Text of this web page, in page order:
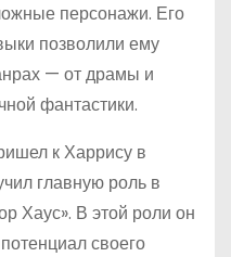
персонажи. Его
позволили ему
— от драмы и
фантастики.
к Харрису в
главную роль в
Хаус». В этой роли он
своего